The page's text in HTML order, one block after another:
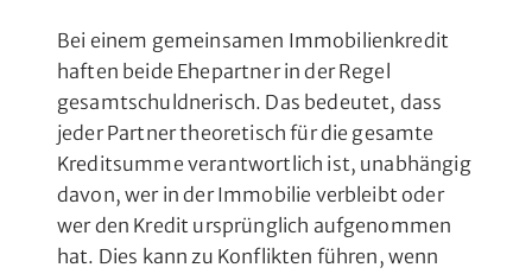
Bei einem gemeinsamen Immobilienkredit
haften beide Ehepartner in der Regel
gesamtschuldnerisch. Das bedeutet, dass
jeder Partner theoretisch für die gesamte
Kreditsumme verantwortlich ist, unabhängig
davon, wer in der Immobilie verbleibt oder
wer den Kredit ursprünglich aufgenommen
hat. Dies kann zu Konflikten führen, wenn